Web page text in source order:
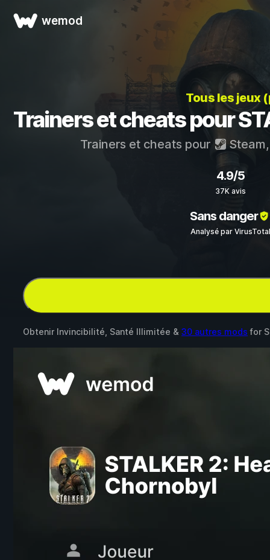
wemod
Tous les jeux
Trainers et cheats pour
Trainers et cheats pour Steam
4.9/5
37K avis
Sans danger
Analysé par VirusTotal
Obtenir Invincibilité, Santé Illimitée & 30 autres mods for